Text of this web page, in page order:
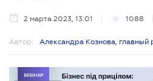
2 марта 2023, 13:01 1088
Автор: Александра Кознова, главный